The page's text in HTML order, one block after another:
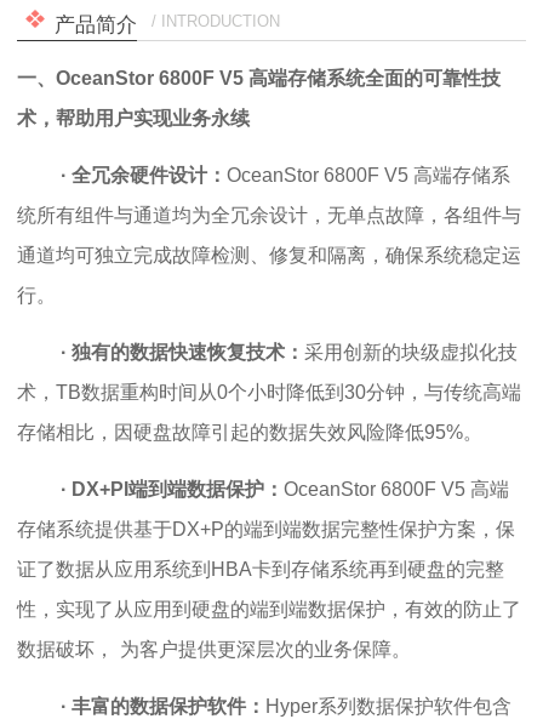
产品简介 / INTRODUCTION
一、 OceanStor 6800F V5 高端存储系统全面的可靠性技
术，帮助用户实现业务永续
· 全冗余硬件设计：OceanStor 6800F V5 高端存储系
统所有组件与通道均为全冗余设计，无单点故障，各组件与
通道均可独立完成故障检测、修复和隔离，确保系统稳定运
行。
· 独有的数据快速恢复技术：采用创新的块级虚拟化技
术，TB数据重构时间从0个小时降低到30分钟，与传统高端
存储相比，因硬盘故障引起的数据失效风险降低95%。
· DX+PI端到端数据保护：OceanStor 6800F V5 高端
存储系统提供基于DX+P的端到端数据完整性保护方案，保
证了数据从应用系统到HBA卡到存储系统再到硬盘的完整
性，实现了从应用到硬盘的端到端数据保护，有效的防止了
数据破坏，
为客户提供更深层次的业务保障。
· 丰富的数据保护软件： Hyper系列数据保护软件包含